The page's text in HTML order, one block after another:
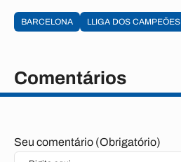
BARCELONA LLIGA DOS CAMPEÕES
Comentários
Seu comentário (Obrigatório)